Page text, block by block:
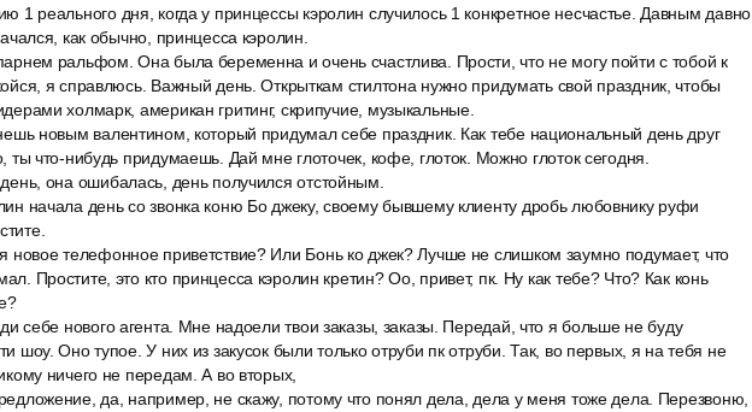
1 реального дня, когда у принцессы кэролин случилось 1 конкретное несчастье. Давным давно,
как обычно, принцесса кэролин.
ральфом. Она была беременна и очень счастлива. Прости, что не могу пойти с тобой к
я справлюсь. Важный день. Открыткам стилтона нужно придумать свой праздник, чтобы
холмарк, американ гритинг, скрипучие, музыкальные.
новым валентином, который придумал себе праздник. Как тебе национальный день друг
ты что-нибудь придумаешь. Дай мне глоточек, кофе, глоток. Можно глоток сегодня.
она ошибалась, день получился отстойным.
начала день со звонка коню Бо джеку, своему бывшему клиенту дробь любовнику руфи
новое телефонное приветствие? Или Бонь ко джек? Лучше не слишком заумно подумает, что
Простите, это кто принцесса кэролин кретин? Оо, привет, пк. Ну как тебе? Что? Как конь
себе нового агента. Мне надоели твои заказы, заказы. Передай, что я больше не буду
шоу. Оно тупое. У них из закусок были только отруби пк отруби. Так, во первых, я на тебя не
ничего не передам. А во вторых,
да, например, не скажу, потому что понял дела, дела у меня тоже дела. Перезвоню,